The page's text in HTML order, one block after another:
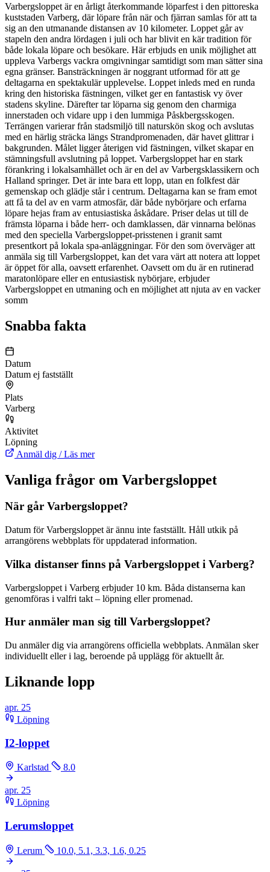
Varbergsloppet är en årligt återkommande löparfest i den pittoreska
kuststaden Varberg, där löpare från när och fjärran samlas för att ta
sig an den utmanande distansen av 10 kilometer. Loppet går av
stapeln den andra lördagen i juli och har blivit en kär tradition för
både lokala löpare och besökare. Här erbjuds en unik möjlighet att
uppleva Varbergs vackra omgivningar samtidigt som man sätter sina
egna gränser. Bansträckningen är noggrant utformad för att ge
deltagarna en spektakulär upplevelse. Loppet inleds med en runda
kring den historiska fästningen, vilket ger en fantastisk vy över
stadens skyline. Därefter tar löparna sig genom den charmiga
innerstaden och vidare upp i den lummiga Påskbergsskogen.
Terrängen varierar från stadsmiljö till naturskön skog och avslutas
med en härlig sträcka längs Strandpromenaden, där havet glittrar i
bakgrunden. Målet ligger återigen vid fästningen, vilket skapar en
stämningsfull avslutning på loppet. Varbergsloppet har en stark
förankring i lokalsamhället och är en del av Varbergsklassikern och
Halland springer. Det är inte bara ett lopp, utan en folkfest där
gemenskap och glädje står i centrum. Deltagarna kan se fram emot
att få ta del av en varm atmosfär, där både nybörjare och erfarna
löpare hejas fram av entusiastiska åskådare. Priser delas ut till de
främsta löparna i både herr- och damklassen, där vinnarna belönas
med den speciella Varbergsloppet-prisstenen i granit samt
presentkort på lokala spa-anläggningar. För den som överväger att
anmäla sig till Varbergsloppet, kan det vara värt att notera att loppet
är öppet för alla, oavsett erfarenhet. Oavsett om du är en rutinerad
maratonlöpare eller en entusiastisk nybörjare, erbjuder
Varbergsloppet en utmaning och en möjlighet att njuta av en vacker
somm
Snabba fakta
Datum
Datum ej fastställt
Plats
Varberg
Aktivitet
Löpning
Anmäl dig / Läs mer
Vanliga frågor om Varbergsloppet
När går Varbergsloppet?
Datum för Varbergsloppet är ännu inte fastställt. Håll utkik på
arrangörens webbplats för uppdaterad information.
Vilka distanser finns på Varbergsloppet i Varberg?
Varbergsloppet i Varberg erbjuder 10 km. Båda distanserna kan
genomföras i valfri takt – löpning eller promenad.
Hur anmäler man sig till Varbergsloppet?
Du anmäler dig via arrangörens officiella webbplats. Anmälan sker
individuellt eller i lag, beroende på upplägg för aktuellt år.
Liknande lopp
apr. 25
Löpning
I2-loppet
Karlstad 8.0
apr. 25
Löpning
Lerumsloppet
Lerum 10.0, 5.1, 3.3, 1.6, 0.25